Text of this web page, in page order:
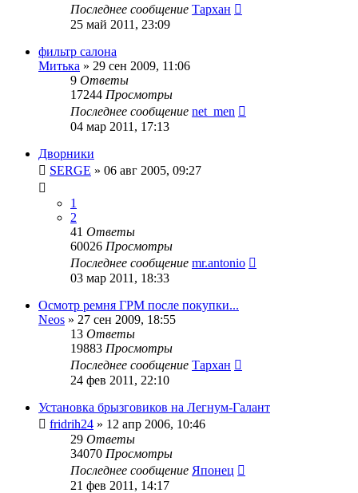
Последнее сообщение Тархан
25 май 2011, 23:09
фильтр салона
Митька » 29 сен 2009, 11:06
9 Ответы
17244 Просмотры
Последнее сообщение net_men
04 мар 2011, 17:13
Дворники
SERGE » 06 авг 2005, 09:27
1
2
41 Ответы
60026 Просмотры
Последнее сообщение mr.antonio
03 мар 2011, 18:33
Осмотр ремня ГРМ после покупки...
Neos » 27 сен 2009, 18:55
13 Ответы
19883 Просмотры
Последнее сообщение Тархан
24 фев 2011, 22:10
Установка брызговиков на Легнум-Галант
fridrih24 » 12 апр 2006, 10:46
29 Ответы
34070 Просмотры
Последнее сообщение Японец
21 фев 2011, 14:17